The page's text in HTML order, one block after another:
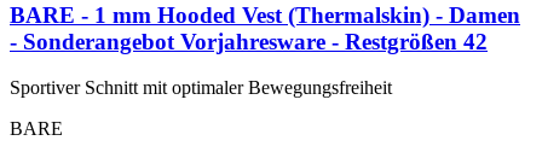
BARE - 1 mm Hooded Vest (Thermalskin) - Damen
- Sonderangebot Vorjahresware - Restgrößen 42
Sportiver Schnitt mit optimaler Bewegungsfreiheit
BARE